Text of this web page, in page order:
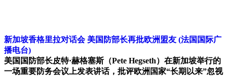
新加坡香格里拉对话会 美国防部长再批欧洲盟友 (法国国际广
播电台)
美国国防部长皮特·赫格塞斯（Pete Hegseth）在新加坡举行的
一场重要防务会议上发表讲话，批评欧洲国家“长期以来”忽视